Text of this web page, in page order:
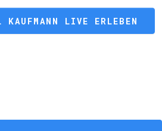
KAUFMANN LIVE ERLEBEN